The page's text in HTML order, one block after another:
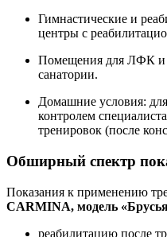
Гимнастические и
центры с
Помещения для ЛФК
санатории.
Домашние условия:
контролем
тренировок (после
Обширный спектр
Показания к применению
CARMINA, модель
реабилитацию после